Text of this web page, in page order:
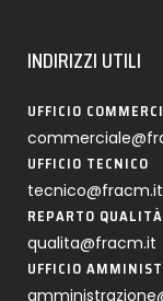
INDIRIZZI UTILI
UFFICIO
UFFICIO TECNICO
tecnico@fracm.it
REPARTO QUALITÀ
qualita@fracm.it
UFFICIO